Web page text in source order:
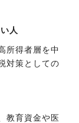
人
所得者層を中
対策としての
教育資金や医